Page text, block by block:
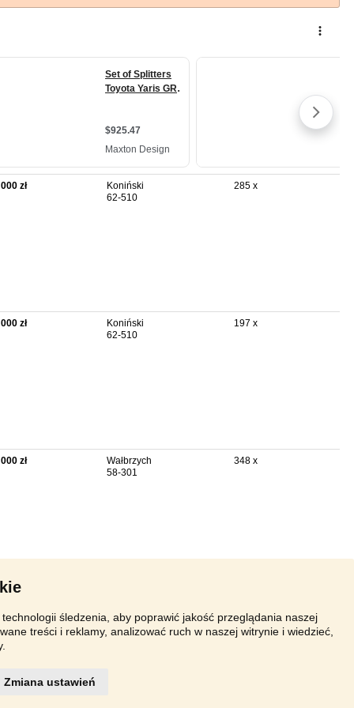
śledzenia, aby poprawić jakość przeglądania naszej
treści i reklamy, analizować ruch w naszej witrynie i wiedzieć,
Zmiana ustawień
zł
Koniński
62-510
285 x
zł
Koniński
62-510
197 x
zł
Wałbrzych
58-301
348 x